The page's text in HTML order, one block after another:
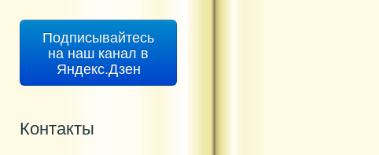
Подписывайтесь
на наш канал в
Яндекс.Дзен
Контакты